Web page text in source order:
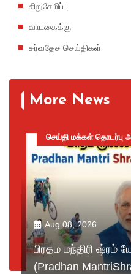
சிறுசேமிப்பு
வாடகைக்கு
சர்வதேச செய்திகள்
More News
Aug 08, 2026
பிரதம மந்திரி ஷ்ரம்
(Pradhan
செய்தி மக்கள் தொடர்பு